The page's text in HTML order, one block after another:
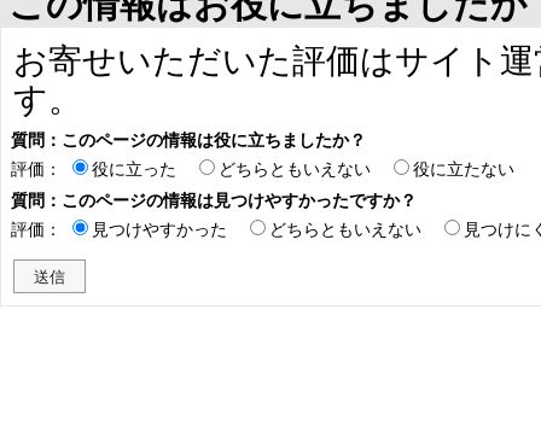
お寄せいただいた評価はサイト
す。
質問：このページの情報は役に立ちましたか？
評価：
役に立った どちらともいえない
役に立たない
質問：このページの情報は見つけやすかったですか？
評価：
見つけやすかった どちらともいえない 見つけに